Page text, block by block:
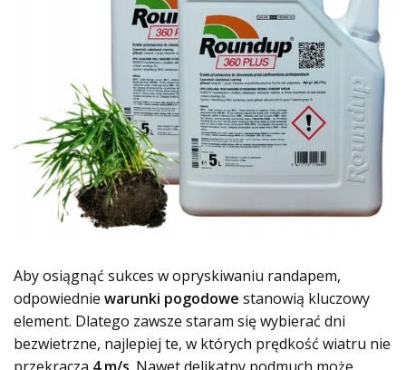
Aby osiągnąć sukces w opryskiwaniu randapem,
odpowiednie warunki pogodowe stanowią kluczowy
element. Dlatego zawsze staram się wybierać dni
bezwietrzne, najlepiej te, w których prędkość wiatru nie